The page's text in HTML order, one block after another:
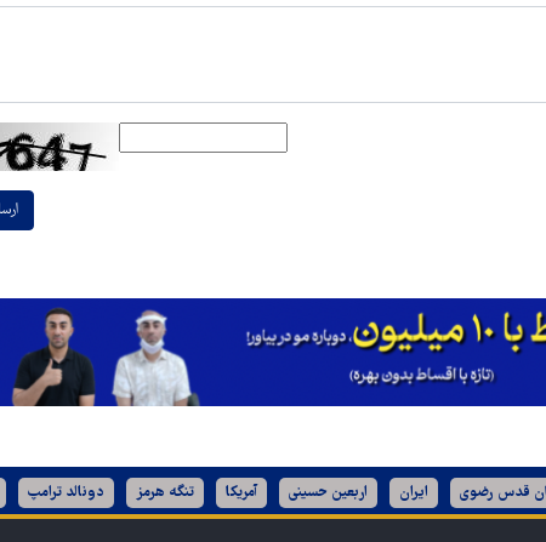
قدس رضوی ایران اربعین حسینی آمریکا تنگه هرمز دونالد ترامپ